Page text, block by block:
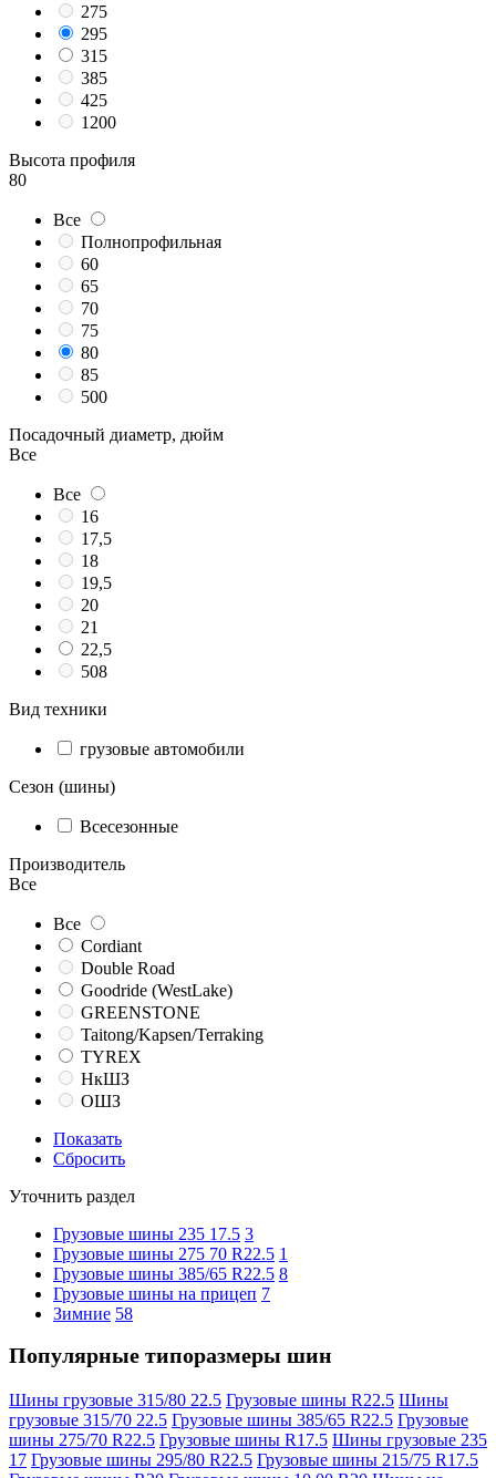
275
295
315
385
425
1200
Высота профиля
80
Все
Полнопрофильная
60
65
70
75
80
85
500
Посадочный диаметр, дюйм
Все
Все
16
17,5
18
19,5
20
21
22,5
508
Вид техники
грузовые автомобили
Сезон (шины)
Всесезонные
Производитель
Все
Все
Cordiant
Double Road
Goodride (WestLake)
GREENSTONE
Taitong/Kapsen/Terraking
TYREX
НкШЗ
ОШЗ
Показать
Сбросить
Уточнить раздел
Грузовые шины 235 17.5 3
Грузовые шины 275 70 R22.5 1
Грузовые шины 385/65 R22.5 8
Грузовые шины на прицеп 7
Зимние 58
Популярные типоразмеры шин
Шины грузовые 315/80 22.5 Грузовые шины R22.5 Шины
грузовые 315/70 22.5 Грузовые шины 385/65 R22.5 Грузовые
шины 275/70 R22.5 Грузовые шины R17.5 Шины грузовые 235
17 Грузовые шины 295/80 R22.5 Грузовые шины 215/75 R17.5